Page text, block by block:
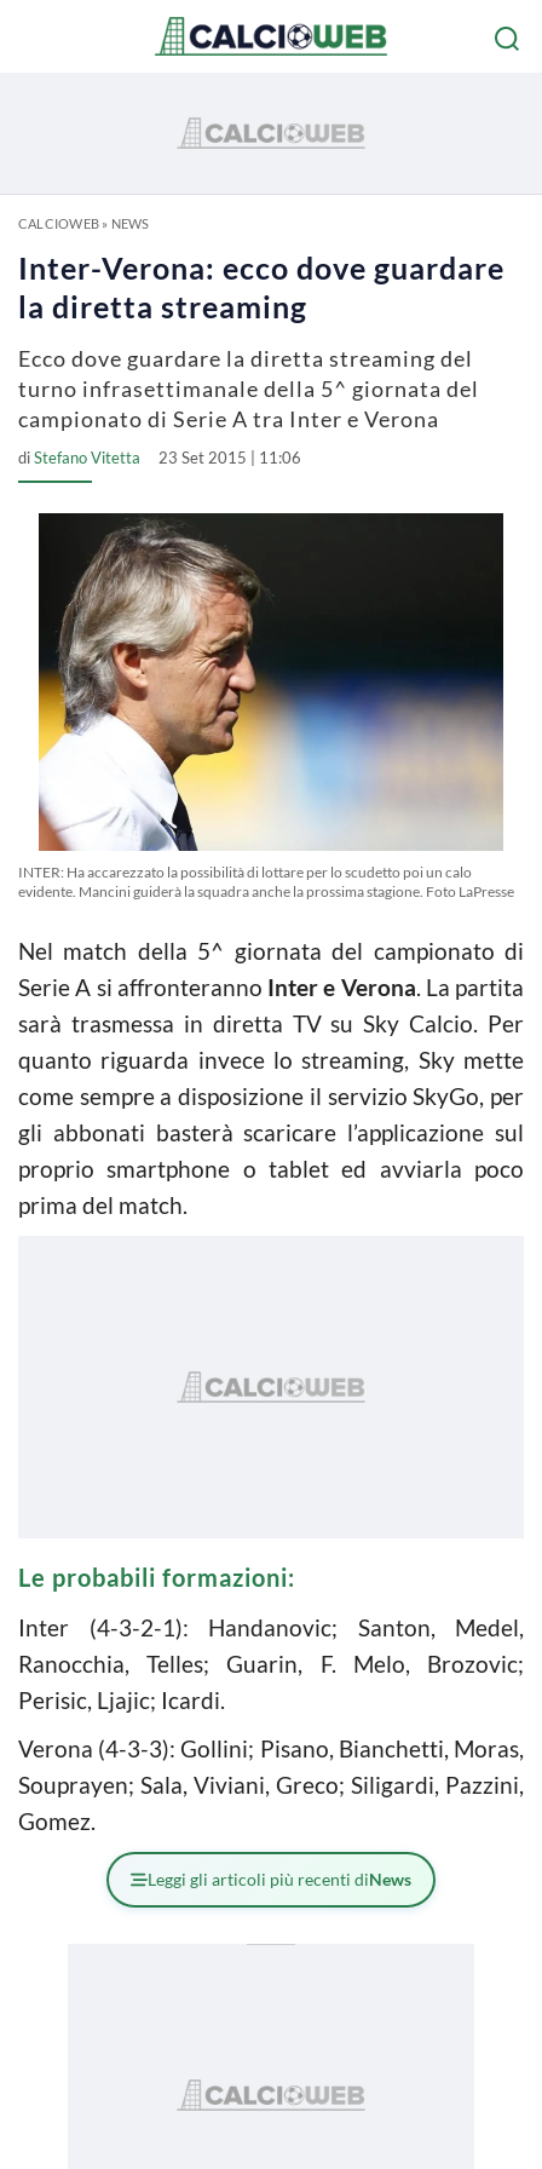
CALCIOWEB» NEWS
Inter-Verona: ecco dove guardare
la diretta streaming
Ecco dove guardare la diretta streaming del
turno infrasettimanale della 5^ giornata del
campionato di Serie A tra Inter e Verona
diStefano Vitetta 23 Set 2015 | 11:06
INTER: Ha accarezzato la possibilità di lottare per lo scudetto poi un calo
evidente. Mancini guiderà la squadra anche la prossima stagione. Foto LaPresse
Nel match della 5^ giornata del campionato di
Serie A si affronteranno Inter e Verona. La partita
sarà trasmessa in diretta TV su Sky Calcio. Per
quanto riguarda invece lo streaming, Sky mette
come sempre a disposizione il servizio SkyGo, per
gli abbonati basterà scaricare l’applicazione sul
proprio smartphone o tablet ed avviarla poco
prima del match.
Le probabili formazioni:
Inter (4-3-2-1): Handanovic; Santon, Medel,
Ranocchia, Telles; Guarin, F. Melo, Brozovic;
Perisic, Ljajic; Icardi.
Verona (4-3-3): Gollini; Pisano, Bianchetti, Moras,
Souprayen; Sala, Viviani, Greco; Siligardi, Pazzini,
Gomez.
Leggi gli articoli più recenti diNews